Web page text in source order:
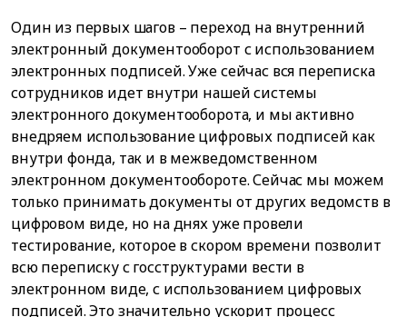
Один из первых шагов – переход на внутренний
электронный документооборот с использованием
электронных подписей. Уже сейчас вся переписка
сотрудников идет внутри нашей системы
электронного документооборота, и мы активно
внедряем использование цифровых подписей как
внутри фонда, так и в межведомственном
электронном документообороте. Сейчас мы можем
только принимать документы от других ведомств в
цифровом виде, но на днях уже провели
тестирование, которое в скором времени позволит
всю переписку с госструктурами вести в
электронном виде, с использованием цифровых
подписей. Это значительно ускорит процесс